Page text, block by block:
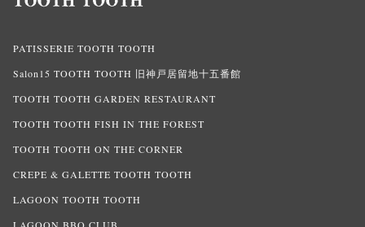
PATISSERIE TOOTH TOOTH
Salon15 TOOTH TOOTH 旧神戸居留地十五番館
TOOTH TOOTH GARDEN RESTAURANT
TOOTH TOOTH FISH IN THE FOREST
TOOTH TOOTH ON THE CORNER
CREPE & GALETTE TOOTH TOOTH
LAGOON TOOTH TOOTH